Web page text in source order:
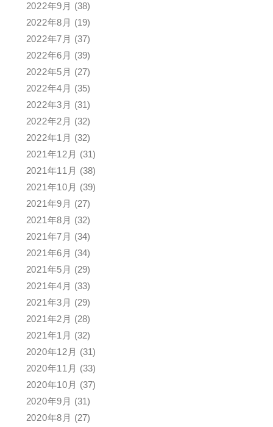
2022年9月 (38)
2022年8月 (19)
2022年7月 (37)
2022年6月 (39)
2022年5月 (27)
2022年4月 (35)
2022年3月 (31)
2022年2月 (32)
2022年1月 (32)
2021年12月 (31)
2021年11月 (38)
2021年10月 (39)
2021年9月 (27)
2021年8月 (32)
2021年7月 (34)
2021年6月 (34)
2021年5月 (29)
2021年4月 (33)
2021年3月 (29)
2021年2月 (28)
2021年1月 (32)
2020年12月 (31)
2020年11月 (33)
2020年10月 (37)
2020年9月 (31)
2020年8月 (27)